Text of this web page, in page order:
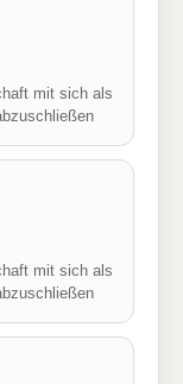
mit sich als
mit sich als